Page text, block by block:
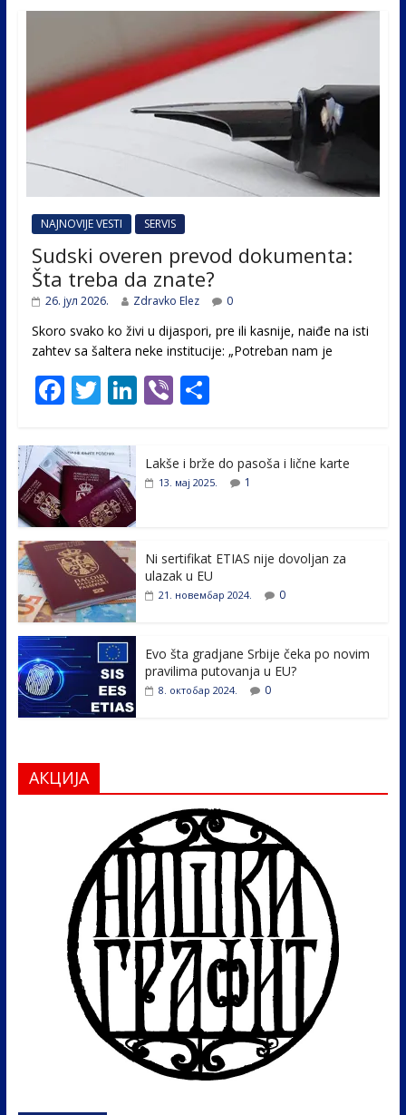
NAJNOVIJE VESTI SERVIS
Sudski overen prevod dokumenta:
Šta treba da znate?
26. јул 2026. Zdravko Elez 0
Skoro svako ko živi u dijaspori, pre ili kasnije, naiđe na isti
zahtev sa šaltera neke institucije: „Potreban nam je
F
e
b
o
o
k
T
itt
er
Li
e
Vi
er
S
ar
e
Lakše i brže do pasoša i lične karte
13. мај 2025. 1
Ni sertifikat ETIAS nije dovoljan za
ulazak u EU
21. новембар 2024. 0
Evo šta gradjane Srbije čeka po novim
pravilima putovanja u EU?
8. октобар 2024. 0
АКЦИЈА